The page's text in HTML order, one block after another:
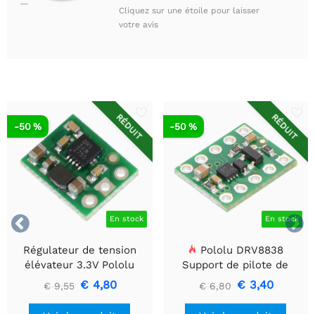
Cliquez sur une étoile pour laisser
votre avis


RÉDUIT
En stock
-50 %
Régulateur de tension
élévateur 3.3V Pololu
U1V10F3
€ 9,55 € 4,80
RÉDUIT
En stock
-50 %
Pololu DRV8838
Support de pilote de
moteur CC à balais simple
€ 6,80 € 3,40